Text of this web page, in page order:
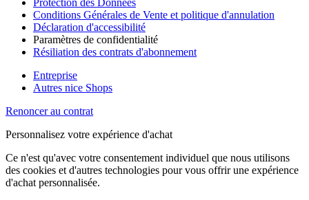
Conditions Générales de Vente et politique d'annulation
Déclaration d'accessibilité
Paramètres de confidentialité
Résiliation des contrats d'abonnement
Entreprise
Autres nice Shops
Renoncer au contrat
Personnalisez votre expérience d'achat
Ce n'est qu'avec votre consentement individuel que nous utilisons
des cookies et d'autres technologies pour vous offrir une expérience
d'achat personnalisée.